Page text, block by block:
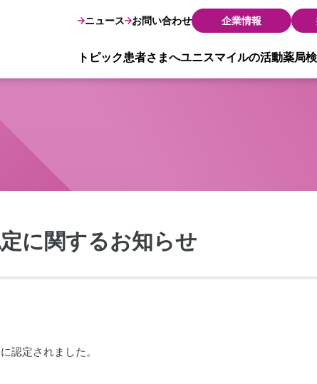
ニュース お問い合わせ 企業情報
トピック患者さまへユニスマイルの活動薬局
に関するお知らせ
認定されました。